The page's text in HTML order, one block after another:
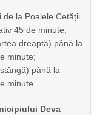
la Poalele Cetății
45 de minute;
dreaptă) până la
minute;
până la
minute.
Deva